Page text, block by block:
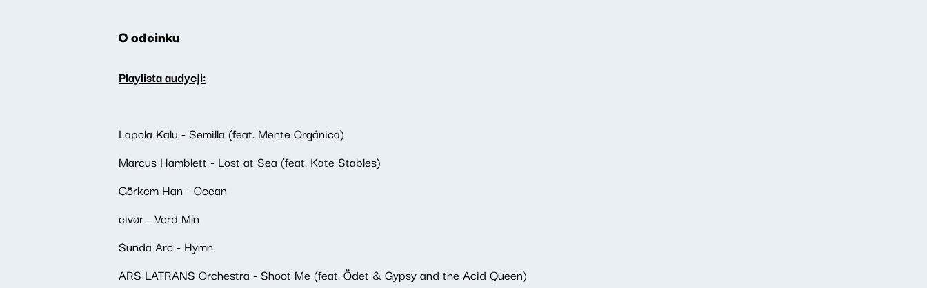
O odcinku
Playlista audycji:
Lapola Kalu - Semilla (feat. Mente Orgánica)
Marcus Hamblett - Lost at Sea (feat. Kate Stables)
Görkem Han - Ocean
eivør - Verd Mín
Sunda Arc - Hymn
ARS LATRANS Orchestra - Shoot Me (feat. Ödet & Gypsy and the Acid Queen)